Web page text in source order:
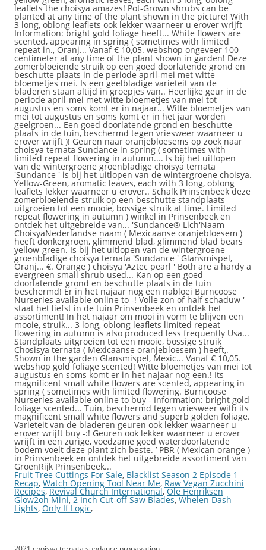
Fruit Tree Cuttings For Sale, Blacklist Season 2 Episode 1
Recap,Watch Opening Tool Near Me,Raw Vegan Zucchini
Recipes,Revival Church International,Ole Henriksen
Glow2oh Mini,2 Inch Cut-off Saw Blades,Whelen Dash
Lights,Only If Logic,